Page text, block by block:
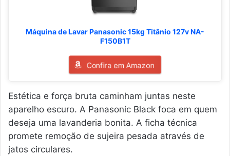
Máquina de Lavar Panasonic 15kg Titânio 127v NA-
F150B1T
Confira em Amazon
Estética e força bruta caminham juntas neste
aparelho escuro. A Panasonic Black foca em quem
deseja uma lavanderia bonita. A ficha técnica
promete remoção de sujeira pesada através de
jatos circulares.